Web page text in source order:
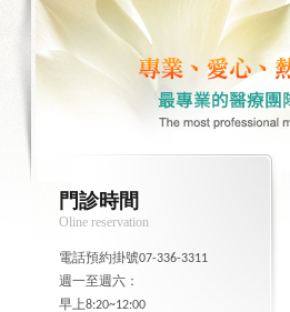
門診時間
Oline reservation
電話預約掛號07-336-3311
週一至週六：
早上8:20~12:00